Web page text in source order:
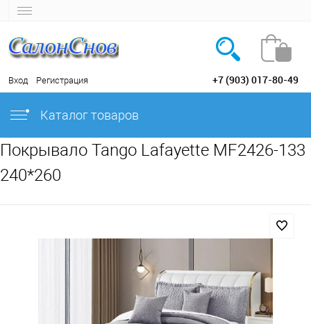
Вход Регистрация +7 (903) 017-80-49
Каталог товаров
Покрывало Tango Lafayette MF2426-133
240*260